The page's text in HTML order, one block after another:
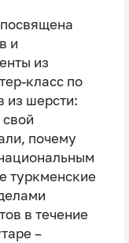
и
из
класс по
из шерсти:
почему
туркменские
в течение
–